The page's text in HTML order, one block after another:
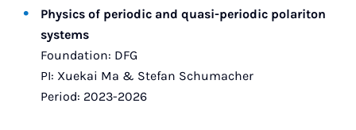
Physics of periodic and quasi-periodic polariton
systems
Foundation: DFG
PI: Xuekai Ma & Stefan Schumacher
Period: 2023-2026